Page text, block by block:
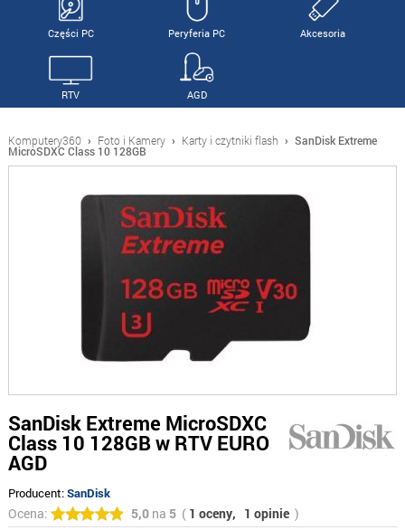
Części PC Peryferia PC Akcesoria
RTV AGD
Komputery360 › Foto i Kamery › Karty i czytniki flash › SanDisk Extreme
MicroSDXC Class 10 128GB
SanDisk Extreme MicroSDXC
Class 10 128GB w RTV EURO
AGD
Producent:SanDisk
Ocena: 5,0na 5( 1 oceny, 1 opinie )